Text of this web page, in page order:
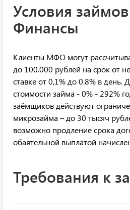
Условия
Финансы
Клиенты МФО могут
до 100.000 рублей на срок от
ставке от 0,1% до 0.8% в день.
стоимости займа - 0% - 292%
заёмщиков действуют
микрозайма – до 30 тысяч
возможно продление срока
обаятельной выплатой
Требования к